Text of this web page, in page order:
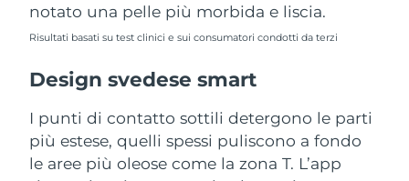
notato una pelle più morbida e liscia.
Risultati basati su test clinici e sui consumatori condotti da terzi
Design svedese smart
I punti di contatto sottili detergono le parti
più estese, quelli spessi puliscono a fondo
le aree più oleose come la zona T. L’app